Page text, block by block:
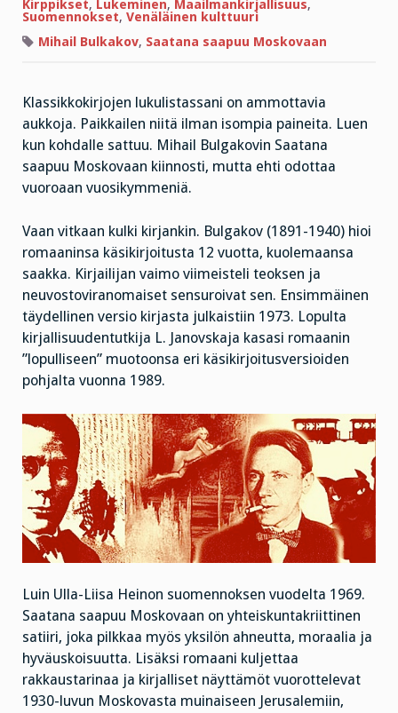
Kirppikset, Lukeminen, Maailmankirjallisuus,
Suomennokset, Venäläinen kulttuuri
Mihail Bulkakov, Saatana saapuu Moskovaan
Klassikkokirjojen lukulistassani on ammottavia
aukkoja. Paikkailen niitä ilman isompia paineita. Luen
kun kohdalle sattuu. Mihail Bulgakovin Saatana
saapuu Moskovaan kiinnosti, mutta ehti odottaa
vuoroaan vuosikymmeniä.
Vaan vitkaan kulki kirjankin. Bulgakov (1891-1940) hioi
romaaninsa käsikirjoitusta 12 vuotta, kuolemaansa
saakka. Kirjailijan vaimo viimeisteli teoksen ja
neuvostoviranomaiset sensuroivat sen. Ensimmäinen
täydellinen versio kirjasta julkaistiin 1973. Lopulta
kirjallisuudentutkija L. Janovskaja kasasi romaanin
”lopulliseen” muotoonsa eri käsikirjoitusversioiden
pohjalta vuonna 1989.
Luin Ulla-Liisa Heinon suomennoksen vuodelta 1969.
Saatana saapuu Moskovaan on yhteiskuntakriittinen
satiiri, joka pilkkaa myös yksilön ahneutta, moraalia ja
hyväuskoisuutta. Lisäksi romaani kuljettaa
rakkaustarinaa ja kirjalliset näyttämöt vuorottelevat
1930-luvun Moskovasta muinaiseen Jerusalemiin,